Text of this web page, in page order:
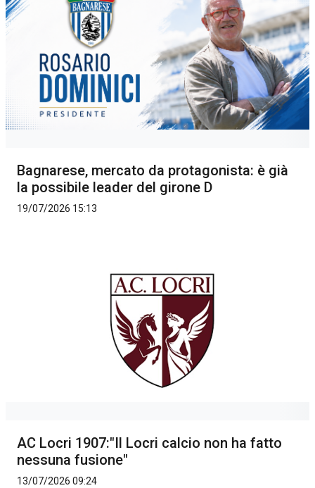
Bagnarese, mercato da protagonista: è già
la possibile leader del girone D
19/07/2026 15:13
AC Locri 1907:"Il Locri calcio non ha fatto
nessuna fusione"
13/07/2026 09:24